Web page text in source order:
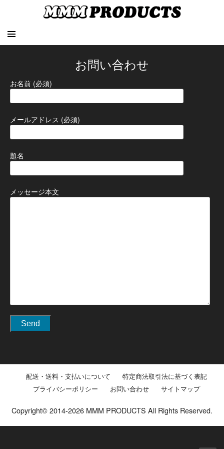
お問い合わせ
お名前 (必須)
メールアドレス (必須)
題名
メッセージ本文
配送・送料・支払いについて
特定商法取引法に基づく表記
プライバシーポリシー
お問い合わせ サイトマップ
Copyright© 2014-2026 MMM PRODUCTS All Rights Reserved.